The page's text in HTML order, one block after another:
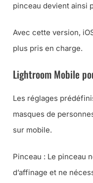
pinceau devient ainsi
Avec cette version,
plus pris en charge.
Lightroom Mobile
Les réglages
masques de
sur mobile.
Pinceau : Le pinceau
d’affinage et ne